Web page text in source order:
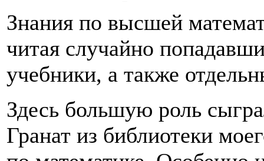
Знания по высшей
читая случайно
учебники, а также
Здесь большую роль
Гранат из библиотеки